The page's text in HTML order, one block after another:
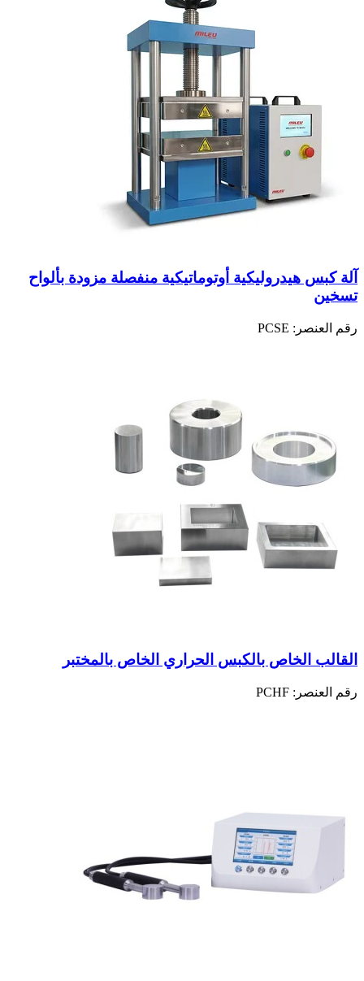
آلة كبس هيدروليكية أوتوماتيكية منفصلة مزودة بألواح
تسخين
رقم العنصر:
القالب الخاص بالكبس الحراري الخاص بالمختبر
رقم العنصر: